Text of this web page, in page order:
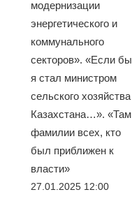
модернизации
энергетического и
коммунального
секторов». «Если бы
я стал министром
сельского хозяйства
Казахстана…». «Там
фамилии всех, кто
был приближен к
власти»
27.01.2025 12:00